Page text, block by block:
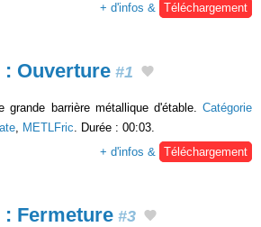
+ d'infos & Téléchargement
Ouverture #1
grande barrière métallique d'étable. Catégorie
METLFric . Durée : 00:03.
+ d'infos &
Téléchargement
Fermeture #3